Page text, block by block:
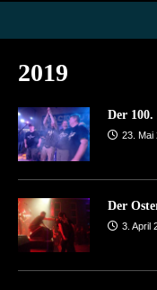
2019
Der
23. Mai
Der
3. April